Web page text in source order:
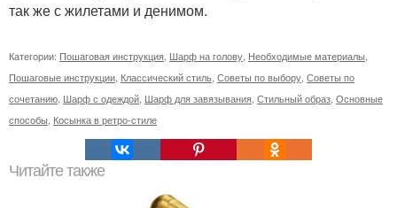
так же с жилетами и денимом.
Категории: Пошаговая инструкция Шарф на голову Необходимые материалы
Пошаговые инструкции Классический стиль Советы по выбору Советы по
сочетанию Шарф с одеждой Шарф для завязывания Стильный образ Основные
способы Косынка в ретро-стиле
Читайте также